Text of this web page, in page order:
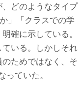
どのようなタイプ
」「クラスでの学
確に示している。
いる。しかしそれ
ためではなく、そ
っていた。